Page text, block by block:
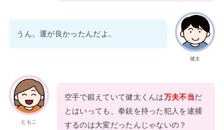
健太
うん。運が良かったんだよ。
ともこ
空手で鍛えていて健太くんは万夫不当だ
とはいっても、拳銃を持った犯人を逮捕
するのは大変だったんじゃないの？